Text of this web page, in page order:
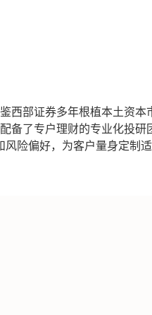
西部证券多年根植本土资本
备了专户理财的专业化投
风险偏好，为客户量身定制